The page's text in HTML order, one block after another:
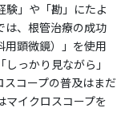
験」や「勘」にたよ
は、根管治療の成功
用顕微鏡）」を使用
っかり見ながら」
コープの普及はまだ
マイクロスコープを